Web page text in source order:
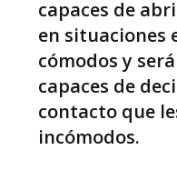
capaces de
en situaciones
cómodos y
capaces de
contacto que
incómodos.